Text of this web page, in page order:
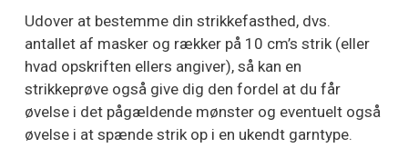
Udover at bestemme din strikkefasthed, dvs.
antallet af masker og rækker på 10 cm’s strik (eller
hvad opskriften ellers angiver), så kan en
strikkeprøve også give dig den fordel at du får
øvelse i det pågældende mønster og eventuelt også
øvelse i at spænde strik op i en ukendt garntype.